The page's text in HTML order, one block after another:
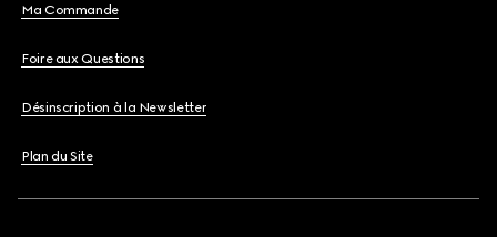
Ma Commande
Foire aux Questions
Désinscription à la Newsletter
Plan du Site